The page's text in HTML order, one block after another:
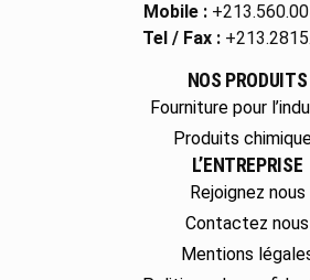
Mobile :
Tel / Fax :
NOS PRODUITS
Fourniture pour
Produits
L’ENTREPRISE
Rejoignez nous
Contactez nous
Mentions